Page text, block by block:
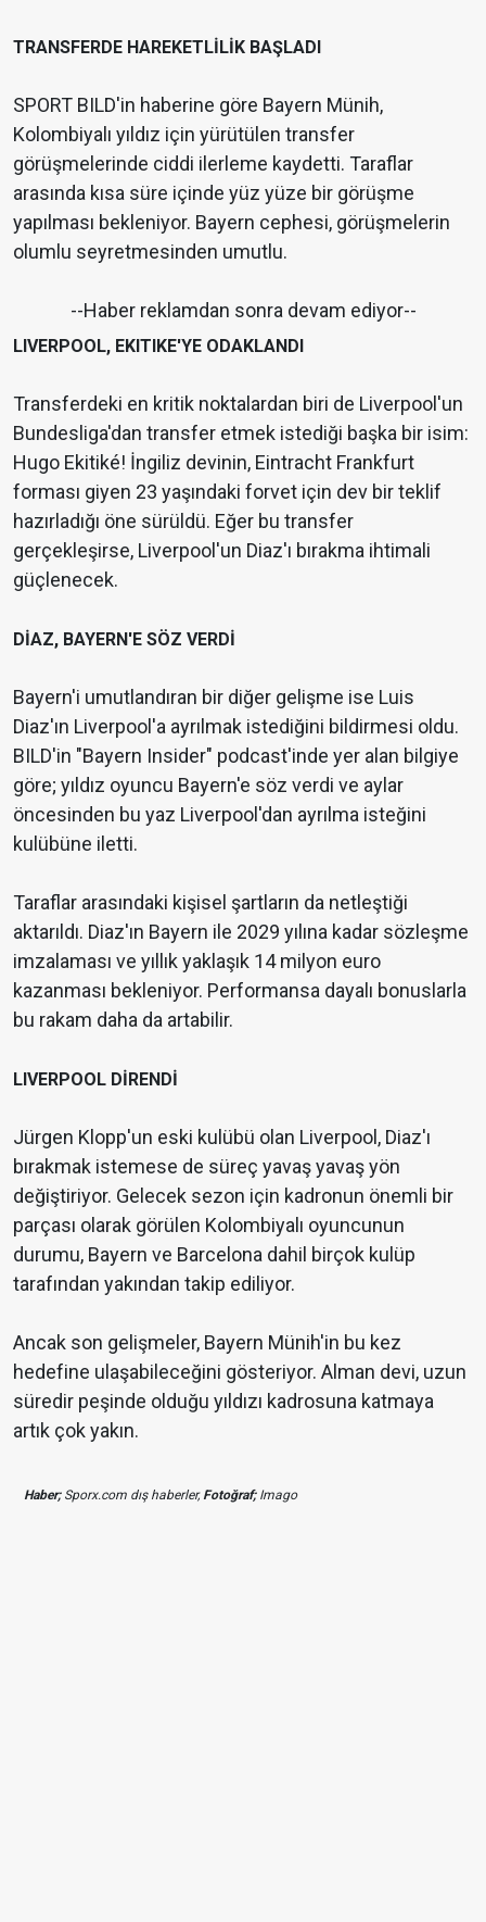
TRANSFERDE HAREKETLİLİK BAŞLADI
SPORT BILD'in haberine göre Bayern Münih,
Kolombiyalı yıldız için yürütülen transfer
görüşmelerinde ciddi ilerleme kaydetti. Taraflar
arasında kısa süre içinde yüz yüze bir görüşme
yapılması bekleniyor. Bayern cephesi, görüşmelerin
olumlu seyretmesinden umutlu.
--Haber reklamdan sonra devam ediyor--
LIVERPOOL, EKITIKE'YE ODAKLANDI
Transferdeki en kritik noktalardan biri de Liverpool'un
Bundesliga'dan transfer etmek istediği başka bir isim:
Hugo Ekitiké! İngiliz devinin, Eintracht Frankfurt
forması giyen 23 yaşındaki forvet için dev bir teklif
hazırladığı öne sürüldü. Eğer bu transfer
gerçekleşirse, Liverpool'un Diaz'ı bırakma ihtimali
güçlenecek.
DİAZ, BAYERN'E SÖZ VERDİ
Bayern'i umutlandıran bir diğer gelişme ise Luis
Diaz'ın Liverpool'a ayrılmak istediğini bildirmesi oldu.
BILD'in "Bayern Insider" podcast'inde yer alan bilgiye
göre; yıldız oyuncu Bayern'e söz verdi ve aylar
öncesinden bu yaz Liverpool'dan ayrılma isteğini
kulübüne iletti.
Taraflar arasındaki kişisel şartların da netleştiği
aktarıldı. Diaz'ın Bayern ile 2029 yılına kadar sözleşme
imzalaması ve yıllık yaklaşık 14 milyon euro
kazanması bekleniyor. Performansa dayalı bonuslarla
bu rakam daha da artabilir.
LIVERPOOL DİRENDİ
Jürgen Klopp'un eski kulübü olan Liverpool, Diaz'ı
bırakmak istemese de süreç yavaş yavaş yön
değiştiriyor. Gelecek sezon için kadronun önemli bir
parçası olarak görülen Kolombiyalı oyuncunun
durumu, Bayern ve Barcelona dahil birçok kulüp
tarafından yakından takip ediliyor.
Ancak son gelişmeler, Bayern Münih'in bu kez
hedefine ulaşabileceğini gösteriyor. Alman devi, uzun
süredir peşinde olduğu yıldızı kadrosuna katmaya
artık çok yakın.
Haber;Sporx.com dış haberler,Fotoğraf;Imago